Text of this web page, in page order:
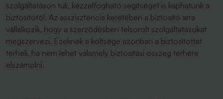
szolgáltatáson túli, kézzelfogható segítséget is kaphatunk a
biztosítótól. Az asszisztencia keretében a biztosító arra
vállalkozik, hogy a szerződésben felsorolt szolgáltatásokat
megszervezi. Ezeknek a költsége azonban a biztosítottat
terheli, ha nem lehet valamely biztosítási összeg terhére
elszámolni.